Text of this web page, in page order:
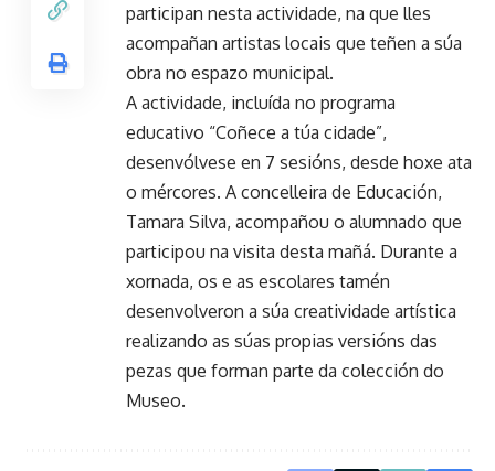
participan nesta actividade, na que lles
acompañan artistas locais que teñen a súa
obra no espazo municipal.
A actividade, incluída no programa
educativo “Coñece a túa cidade”,
desenvólvese en 7 sesións, desde hoxe ata
o mércores. A concelleira de Educación,
Tamara Silva, acompañou o alumnado que
participou na visita desta mañá. Durante a
xornada, os e as escolares tamén
desenvolveron a súa creatividade artística
realizando as súas propias versións das
pezas que forman parte da colección do
Museo.